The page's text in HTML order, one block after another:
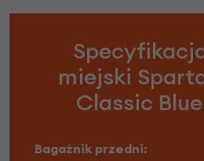
miejski
Classic
Bagażnik przedni: